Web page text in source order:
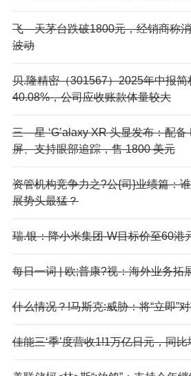
飞—天茅台跌破1800元，经销商称
波动
贝.隆精密（301567）2025年中报
40.08%，公司应收账款体量较大
三—星 ‘G’alaxy XR 头显发布：配备
屏、支持眼部追踪，售 1800 美元
资管机构竞争力之?公{司}业绩篇：
展势头最猛？
瑞.银：降小米集团-W目标价至60港
每日一词 | 欧;普康?视：海外业务拓
什么情况？!马斯克:威胁：将“立即”
佳能三‘季’度营收1!1万亿日元，同